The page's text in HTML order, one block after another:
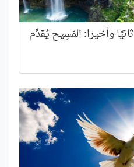
إشارات إنجيل يوحنّا ــ ج7 ثانيًا وأخيرا: المَسِيح يُقدِّم